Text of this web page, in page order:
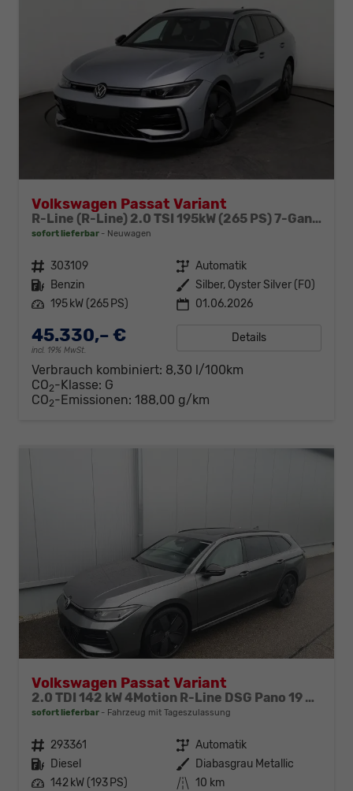
Volkswagen Passat Variant
R-Line (R-Line) 2.0 TSI 195kW (265 PS) 7-Gang DSG 4MOTION
sofort lieferbar Neuwagen
Fahrzeugnr. 303109 Getriebe Automatik
Kraftstoff Benzin Außenfarbe Silber, Oyster Silver (F0)
Leistung 195 kW (265 PS) 01.06.2026
45.330,– €
incl. 19% MwSt.
Details
Verbrauch kombiniert: 8,30 l/100km
CO2-Klasse: G
CO2-Emissionen: 188,00 g/km
Volkswagen Passat Variant
2.0 TDI 142 kW 4Motion R-Line DSG Pano 19 Zoll Head Up AHK Navi
sofort lieferbar Fahrzeug mit Tageszulassung
Fahrzeugnr. 293361 Getriebe Automatik
Kraftstoff Diesel Außenfarbe Diabasgrau Metallic
Leistung 142 kW (193 PS) Kilometerstand 10 km